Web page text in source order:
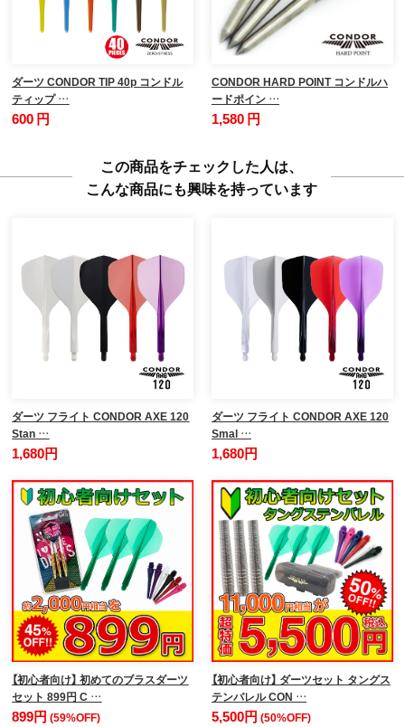
ダーツ CONDOR TIP 40p コンドル
ティップ …
600 円
CONDOR HARD POINT コンドルハ
ードポイン …
1,580 円
この商品をチェックした人は、
こんな商品にも興味を持っています
ダーツ フライト CONDOR AXE 120
Stan …
1,680円
ダーツ フライト CONDOR AXE 120
Smal …
1,680円
【初心者向け】 初めてのブラスダーツ
セット 899円 C …
899円(59%OFF)
【初心者向け】 ダーツセット タングス
テンバレル CON …
5,500円 (50%OFF)